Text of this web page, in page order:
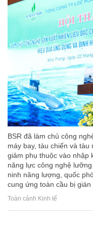
BSR đã làm chủ công
máy bay, tàu chiến và
giảm phụ thuộc vào nhập
năng lực công nghệ
ninh năng lượng, quốc
cung ứng toàn cầu bị gián
Toàn cảnh Kinh tế